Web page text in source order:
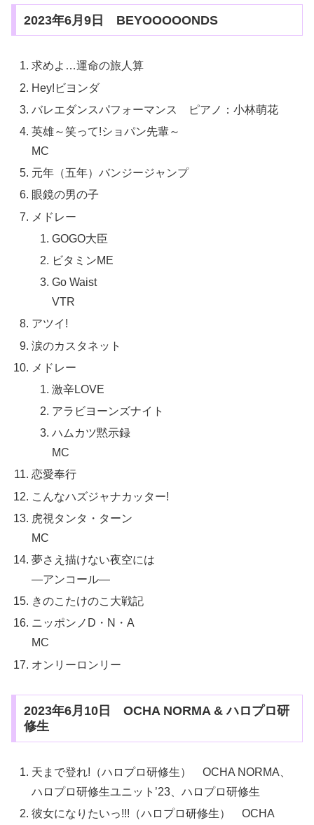
2023年6月9日 BEYOOOOONDS
求めよ…運命の旅人算
Hey!ビヨンダ
バレエダンスパフォーマンス ピアノ：小林萌花
英雄～笑って!ショパン先輩～
MC
元年（五年）バンジージャンプ
眼鏡の男の子
メドレー
GOGO大臣
ビタミンME
Go Waist
VTR
アツイ!
涙のカスタネット
メドレー
激辛LOVE
アラビヨーンズナイト
ハムカツ黙示録
MC
恋愛奉行
こんなハズジャナカッター!
虎視タンタ・ターン
MC
夢さえ描けない夜空には
—アンコール—
きのこたけのこ大戦記
ニッポンノD・N・A
MC
オンリーロンリー
2023年6月10日 OCHA NORMA & ハロプロ研
修生
天まで登れ!（ハロプロ研修生） OCHA NORMA、
ハロプロ研修生ユニット’23、ハロプロ研修生
彼女になりたいっ!!!（ハロプロ研修生） OCHA